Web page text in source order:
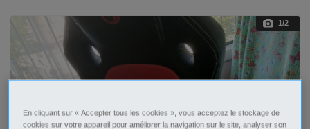
1/2
En cliquant sur « Accepter tous les cookies », vous acceptez le stockage de
cookies sur votre appareil pour améliorer la navigation sur le site, analyser son